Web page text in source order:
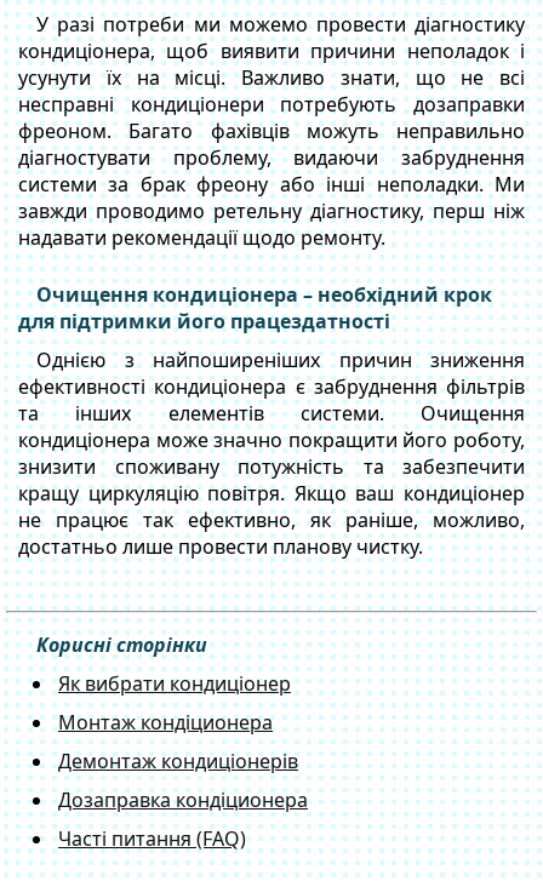
У разі потреби ми можемо провести діагностику
кондиціонера, щоб виявити причини неполадок і
усунути їх на місці. Важливо знати, що не всі
несправні кондиціонери потребують дозаправки
фреоном. Багато фахівців можуть неправильно
діагностувати проблему, видаючи забруднення
системи за брак фреону або інші неполадки. Ми
завжди проводимо ретельну діагностику, перш ніж
надавати рекомендації щодо ремонту.
Очищення кондиціонера – необхідний крок
для підтримки його працездатності
Однією з найпоширеніших причин зниження
ефективності кондиціонера є забруднення фільтрів
та інших елементів системи. Очищення
кондиціонера може значно покращити його роботу,
знизити споживану потужність та забезпечити
кращу циркуляцію повітря. Якщо ваш кондиціонер
не працює так ефективно, як раніше, можливо,
достатньо лише провести планову чистку.
Корисні сторінки
Як вибрати кондиціонер
Монтаж кондіционера
Демонтаж кондиціонерів
Дозаправка кондіционера
Часті питання (FAQ)